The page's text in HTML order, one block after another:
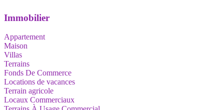
Immobilier
Appartement
Maison
Villas
Terrains
Fonds De Commerce
Locations de vacances
Terrain agricole
Locaux Commerciaux